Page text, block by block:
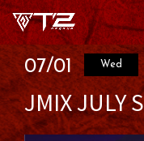
07/01 Wed
JMIX JULY